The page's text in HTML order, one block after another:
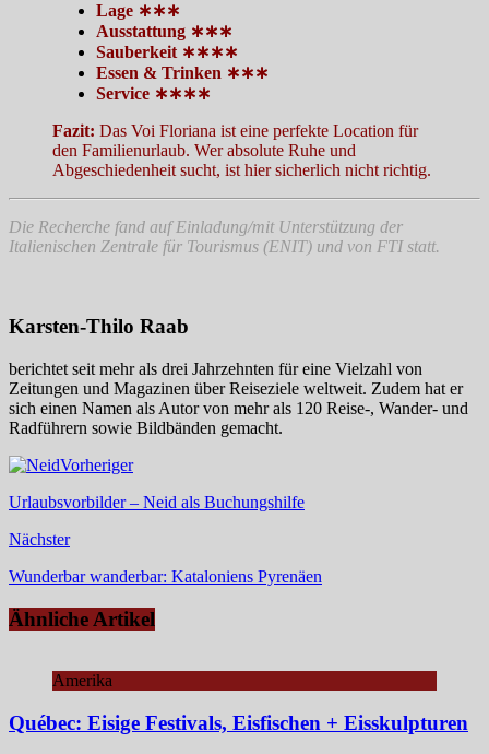
Lage ∗∗∗
Ausstattung ∗∗∗
Sauberkeit ∗∗∗∗
Essen & Trinken ∗∗∗
Service ∗∗∗∗
Fazit: Das Voi Floriana ist eine perfekte Location für
den Familienurlaub. Wer absolute Ruhe und
Abgeschiedenheit sucht, ist hier sicherlich nicht richtig.
Die Recherche fand auf Einladung/mit Unterstützung der
Italienischen Zentrale für Tourismus (ENIT) und von FTI statt.
Karsten-Thilo Raab
berichtet seit mehr als drei Jahrzehnten für eine Vielzahl von
Zeitungen und Magazinen über Reiseziele weltweit. Zudem hat er
sich einen Namen als Autor von mehr als 120 Reise-, Wander- und
Radführern sowie Bildbänden gemacht.
Vorheriger
Urlaubsvorbilder – Neid als Buchungshilfe
Nächster
Wunderbar wanderbar: Kataloniens Pyrenäen
Ähnliche Artikel
Amerika
Québec: Eisige Festivals, Eisfischen + Eisskulpturen